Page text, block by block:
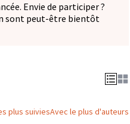
Envie de participer ?
sont peut-être bientôt
plus suiviesAvec le plus d'auteurs